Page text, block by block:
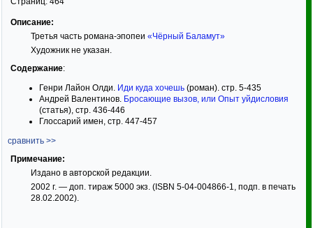
Описание:
Третья часть романа-эпопеи «Чёрный Баламут»
Художник не указан.
Содержание:
Генри Лайон Олди. Иди куда хочешь (роман). стр. 5-435
Андрей Валентинов. Бросающие вызов, или Опыт уйдисловия
(статья), стр. 436-446
Глоссарий имен, стр. 447-457
сравнить >>
Примечание:
Издано в авторской редакции.
2002 г. — доп. тираж 5000 экз. (ISBN 5-04-004866-1, подп. в печать
28.02.2002).